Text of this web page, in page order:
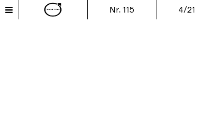
Nr. 115 4/21